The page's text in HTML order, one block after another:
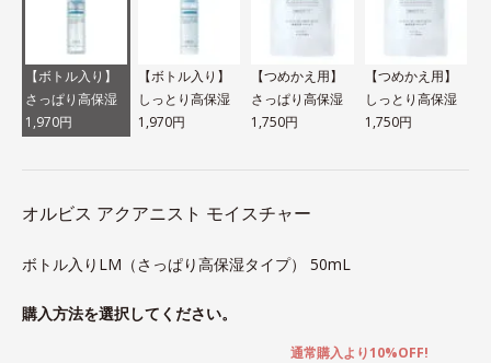
【ボトル入り】
さっぱり高保湿
1,970円
【ボトル入り】
しっとり高保湿
1,970円
【つめかえ用】
さっぱり高保湿
1,750円
【つめかえ用】
しっとり高保湿
1,750円
オルビス アクアニスト モイスチャー
ボトル入りLM（さっぱり高保湿タイプ） 50mL
購入方法を選択してください。
通常購入より10%OFF!